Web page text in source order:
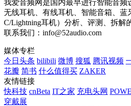
我爱音频网是国内最早进行智能音频
无线耳机、有线耳机、智能音箱、蓝
C/Lightning耳机）分析、评测、拆解
联系我们：info@52audio.com
媒体专栏
今日头条 bilibili 微博 搜狐 腾讯视频
花瓣 简书 什么值得买 ZAKER
友情链接
快科技 cnBeta IT之家 充电头网
穿戴展